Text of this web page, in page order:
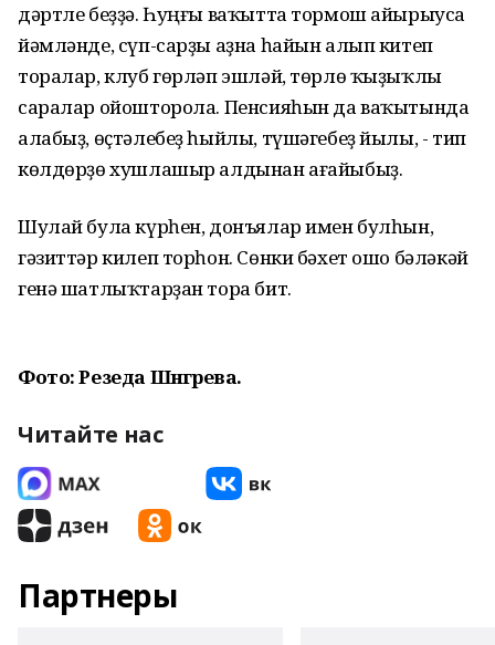
дәртле беҙҙә. Һуңғы ваҡытта тормош айырыуса
йәмләнде, сүп-сарҙы аҙна һайын алып китеп
торалар, клуб гөрләп эшләй, төрлө ҡыҙыҡлы
саралар ойошторола. Пенсияһын да ваҡытында
алабыҙ, өҫтәлебеҙ һыйлы, түшәгебеҙ йылы, - тип
көлдөрҙө хушлашыр алдынан ағайыбыҙ.
Шулай була күрһен, донъялар имен булһын,
гәзиттәр килеп торһон. Сөнки бәхет ошо бәләкәй
генә шатлыҡтарҙан тора бит.
Фото: Резеда Шәнгәрәева.
Читайте нас
Партнеры